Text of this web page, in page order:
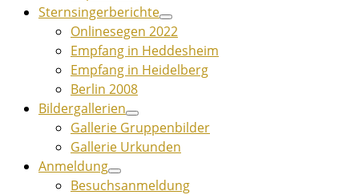
Sternsingerberichte
Onlinesegen 2022
Empfang in Heddesheim
Empfang in Heidelberg
Berlin 2008
Bildergallerien
Gallerie Gruppenbilder
Gallerie Urkunden
Anmeldung
Besuchsanmeldung